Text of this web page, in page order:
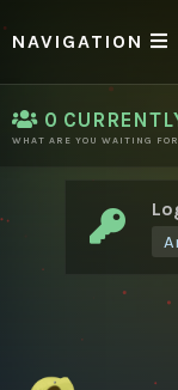
NAVIGATION
0
WHAT ARE YOU WAITING